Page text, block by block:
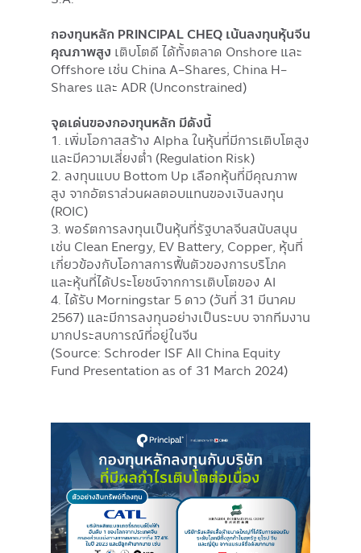
กองทุนหลัก PRINCIPAL CHEQ เน้นลงทุนหุ้นจีน
คุณภาพสูง เติบโตดี ได้ทั้งตลาด Onshore และ
Offshore เช่น China A-Shares, China H-
Shares และ ADR (Unconstrained)
จุดเด่นของกองทุนหลัก มีดังนี้
1. เพิ่มโอกาสสร้าง Alpha ในหุ้นที่มีการเติบโตสูง
และมีความเสี่ยงต่ำ (Regulation Risk)
2. ลงทุนแบบ Bottom Up เลือกหุ้นที่มีคุณภาพ
สูง จากอัตราส่วนผลตอบแทนของเงินลงทุน
(ROIC)
3. พอร์ตการลงทุนเป็นหุ้นที่รัฐบาลจีนสนับสนุน
เช่น Clean Energy, EV Battery, Copper, หุ้นที่
เกี่ยวข้องกับโอกาสการฟื้นตัวของการบริโภค
และหุ้นที่ได้ประโยชน์จากการเติบโตของ AI
4. ได้รับ Morningstar 5 ดาว (วันที่ 31 มีนาคม
2567) และมีการลงทุนอย่างเป็นระบบ จากทีมงาน
มากประสบการณ์ที่อยู่ในจีน
(Source: Schroder ISF All China Equity
Fund Presentation as of 31 March 2024)